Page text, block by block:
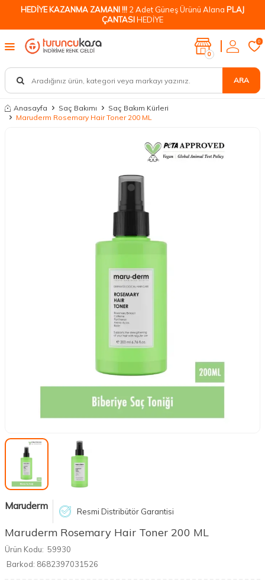
HEDİYE KAZANMA ZAMANI !!! 2 Adet Güneş Ürünü Alana PLAJ
ÇANTASIHEDİYE
ARA
0
0
Anasayfa Saç Bakımı
Saç Bakım Kürleri
Maruderm Rosemary Hair Toner 200 ML
Maruderm Resmi Distribütör Garantisi
Maruderm Rosemary Hair Toner 200 ML
Ürün Kodu: 59930
Barkod: 8682397031526